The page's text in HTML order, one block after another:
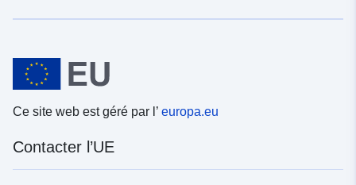
Ce site web est géré par l’ europa.eu
Contacter l’UE